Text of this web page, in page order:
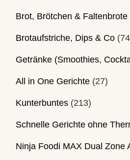
Brot, Brötchen & Faltenbrote
Brotaufstriche, Dips & Co
Getränke (Smoothies,
All in One Gerichte (27)
Kunterbuntes (213)
Schnelle Gerichte ohne
Ninja Foodi MAX Dual Zone